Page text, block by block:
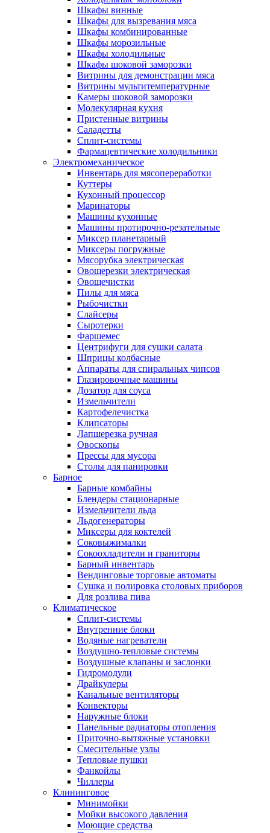
Шкафы винные
Шкафы для вызревания мяса
Шкафы комбинированные
Шкафы морозильные
Шкафы холодильные
Шкафы шоковой заморозки
Витрины для демонстрации мяса
Витрины мультитемпературные
Камеры шоковой заморозки
Молекулярная кухня
Пристенные витрины
Саладетты
Сплит-системы
Фармацевтические холодильники
Электромеханическое
Инвентарь для мясопереработки
Куттеры
Кухонный процессор
Маринаторы
Машины кухонные
Машины протирочно-резательные
Миксер планетарный
Миксеры погружные
Мясорубка электрическая
Овощерезки электрическая
Овощечистки
Пилы для мяса
Рыбочистки
Слайсеры
Сыротерки
Фаршемес
Центрифуги для сушки салата
Шприцы колбасные
Аппараты для спиральных чипсов
Глазировочные машины
Дозатор для соуса
Измельчители
Картофелечистка
Клипсаторы
Лапшерезка ручная
Овоскопы
Прессы для мусора
Столы для панировки
Барное
Барные комбайны
Блендеры стационарные
Измельчители льда
Льдогенераторы
Миксеры для коктелей
Соковыжималки
Сокоохладители и граниторы
Барный инвентарь
Вендинговые торговые автоматы
Сушка и полировка столовых приборов
Для розлива пива
Климатическое
Сплит-системы
Внутренние блоки
Водяные нагреватели
Воздушно-тепловые системы
Воздушные клапаны и заслонки
Гидромодули
Драйкулеры
Канальные вентиляторы
Конвекторы
Наружные блоки
Панельные радиаторы отопления
Приточно-вытяжные установки
Смесительные узлы
Тепловые пушки
Фанкойлы
Чиллеры
Клининговое
Минимойки
Мойки высокого давления
Моющие средства